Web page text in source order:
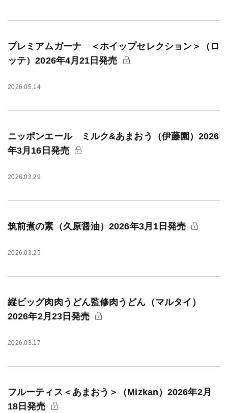
プレミアムガーナ ＜ホイップセレクション＞（ロ
ッテ）2026年4月21日発売
2026.05.14
ニッポンエール ミルク&あまおう（伊藤園）2026
年3月16日発売
2026.03.29
筑前煮の素（久原醤油）2026年3月1日発売
2026.03.25
縦ビッグ肉肉うどん監修肉うどん（マルタイ）
2026年2月23日発売
2026.03.17
フルーティス＜あまおう＞（Mizkan）2026年2月
18日発売